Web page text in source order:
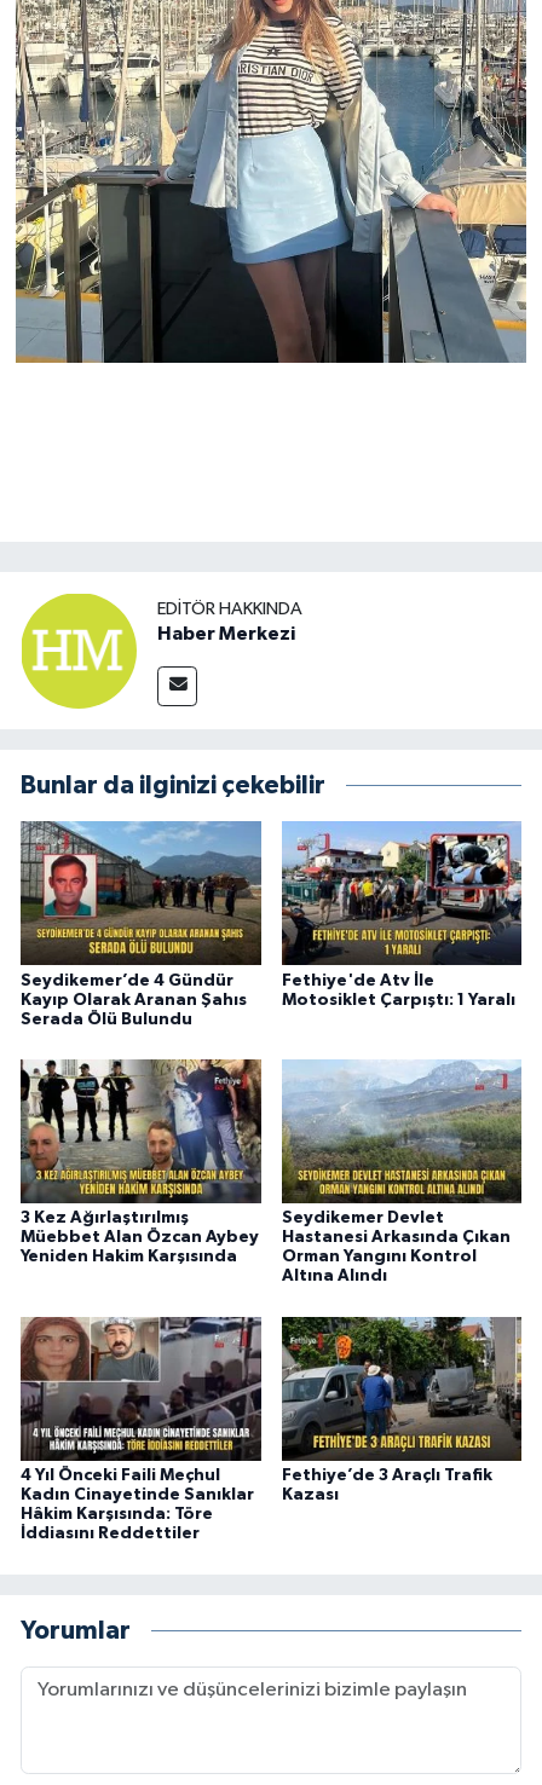
EDITÖR HAKKINDA
Haber Merkezi
Bunlar da ilginizi çekebilir
Seydikemer’de 4 Gündür
Kayıp Olarak Aranan Şahıs
Serada Ölü Bulundu
Fethiye'de Atv İle
Motosiklet Çarpıştı: 1 Yaralı
3 Kez Ağırlaştırılmış
Müebbet Alan Özcan Aybey
Yeniden Hakim Karşısında
Seydikemer Devlet
Hastanesi Arkasında Çıkan
Orman Yangını Kontrol
Altına Alındı
4 Yıl Önceki Faili Meçhul
Kadın Cinayetinde Sanıklar
Hâkim Karşısında: Töre
İddiasını Reddettiler
Fethiye’de 3 Araçlı Trafik
Kazası
Yorumlar